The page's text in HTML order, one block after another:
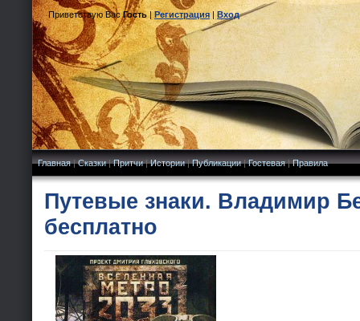
Приветствую Вас Гость|Регистрация|Вход
Главная|Сказки|Притчи|Истории|Публикации|Гостевая|Правила
Путевые знаки. Владимир
бесплатно